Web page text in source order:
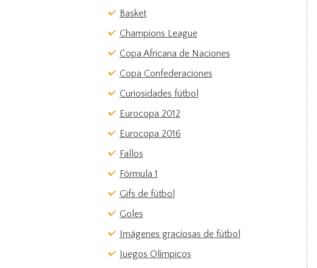
Basket
Champions League
Copa Africana de Naciones
Copa Confederaciones
Curiosidades fútbol
Eurocopa 2012
Eurocopa 2016
Fallos
Fórmula 1
Gifs de fútbol
Goles
Imágenes graciosas de fútbol
Juegos Olímpicos